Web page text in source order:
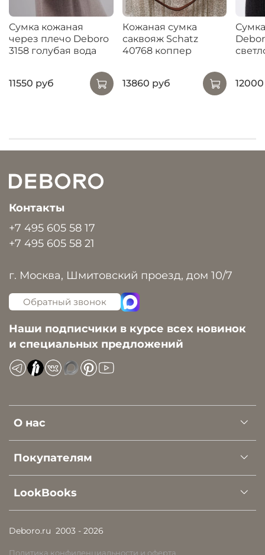
Сумка кожаная
через плечо Deboro
3158 голубая вода
11550 руб
Кожаная сумка
саквояж Schatz
40768 коппер
13860 руб
О нас
Покупателям
LookBooks
Контакты
+7 495 605 58 17
+7 495 605 58 21
г. Москва, Шмитовский проезд, дом 10/7
Обратный звонок
Наши подписчики в курсе всех новинок
и специальных предложений
Deboro.ru 2003 - 2026
Политика конфиденциальности и оферта